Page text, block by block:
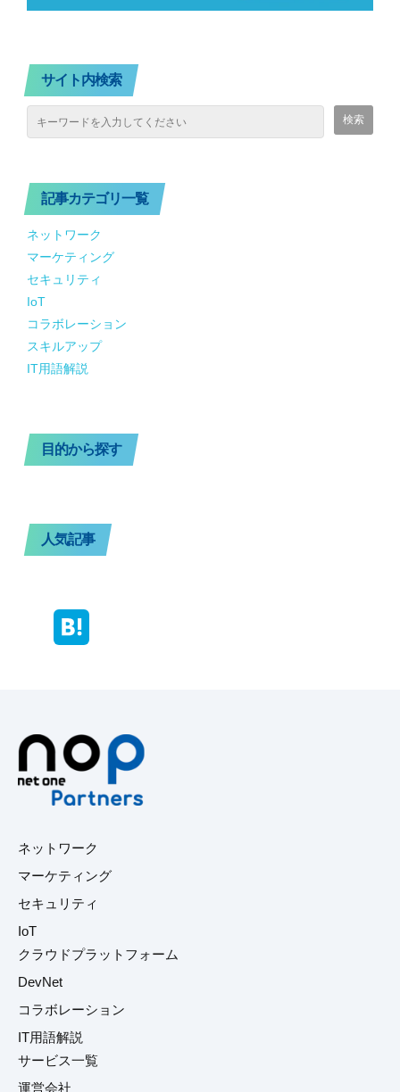
サイト内検索
記事カテゴリ一覧
ネットワーク
マーケティング
セキュリティ
IoT
コラボレーション
スキルアップ
IT用語解説
目的から探す
人気記事
ネットワーク
マーケティング
セキュリティ
IoT
クラウドプラットフォーム
DevNet
コラボレーション
IT用語解説
サービス一覧
運営会社